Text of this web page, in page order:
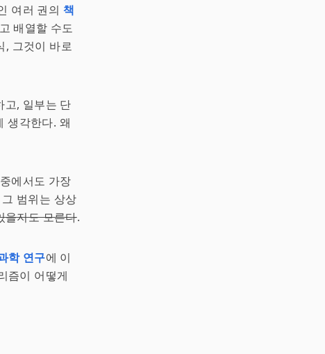
여러 권의 책
배열할 수도
, 그것이 바로
고, 일부는 단
생각한다. 왜
에서도 가장
범위는 상상
을지도 모른다.
학 연구에 이
즘이 어떻게